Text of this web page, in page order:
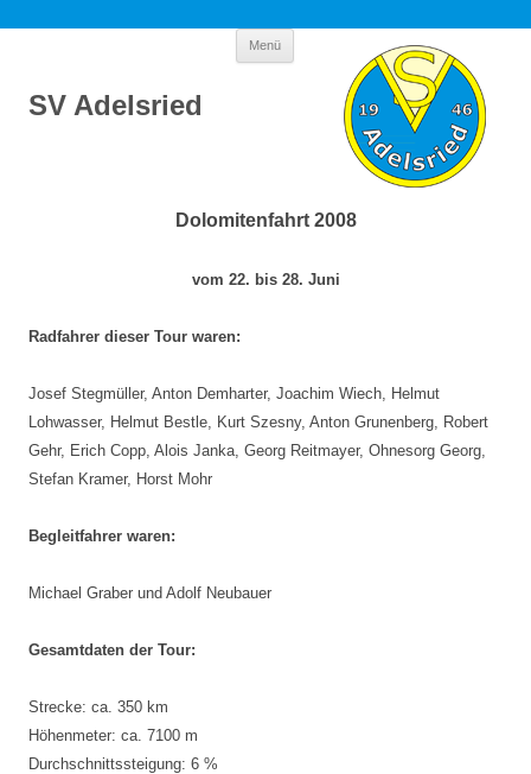
SV Adelsried
Menü
springen
Dolomitenfahrt 2008
vom 22. bis 28. Juni
Radfahrer dieser Tour waren:
Josef Stegmüller, Anton Demharter, Joachim Wiech, Helmut
Lohwasser, Helmut Bestle, Kurt Szesny, Anton Grunenberg, Robert
Gehr, Erich Copp, Alois Janka, Georg Reitmayer, Ohnesorg Georg,
Stefan Kramer, Horst Mohr
Begleitfahrer waren:
Michael Graber und Adolf Neubauer
Gesamtdaten der Tour:
Strecke: ca. 350 km
Höhenmeter: ca. 7100 m
Durchschnittssteigung: 6 %